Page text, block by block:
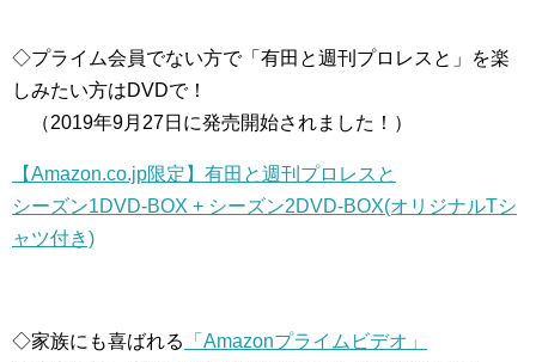
◇プライム会員でない方で「有田と週刊プロレスと」を楽
しみたい方はDVDで！
（2019年9月27日に発売開始されました！）
【Amazon.co.jp限定】有田と週刊プロレスと
シーズン1DVD-BOX + シーズン2DVD-BOX(オリジナルTシ
ャツ付き)
◇家族にも喜ばれる
「Amazonプライムビデオ」